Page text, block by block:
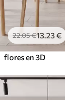
22.05€13.23€
flores en 3D